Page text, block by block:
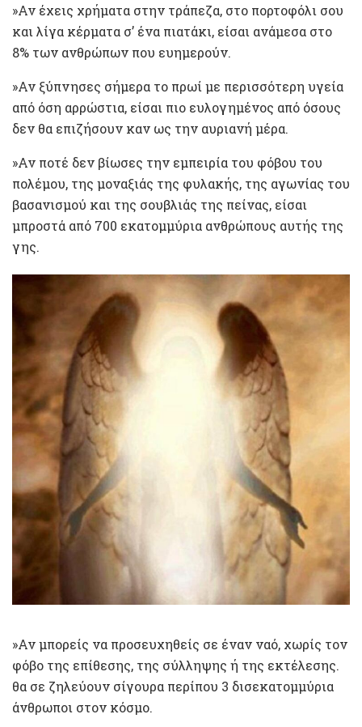
»Αν έχεις χρήματα στην τράπεζα, στο πορτοφόλι σου
και λίγα κέρματα σ’ ένα πιατάκι, είσαι ανάμεσα στο
8% των ανθρώπων που ευημερούν.
»Αν ξύπνησες σήμερα το πρωί με περισσότερη υγεία
από όση αρρώστια, είσαι πιο ευλογημένος από όσους
δεν θα επιζήσουν καν ως την αυριανή μέρα.
»Αν ποτέ δεν βίωσες την εμπειρία του φόβου του
πολέμου, της μοναξιάς της φυλακής, της αγωνίας του
βασανισμού και της σουβλιάς της πείνας, είσαι
μπροστά από 700 εκατομμύρια ανθρώπους αυτής της
γης.
»Αν μπορείς να προσευχηθείς σε έναν ναό, χωρίς τον
φόβο της επίθεσης, της σύλληψης ή της εκτέλεσης.
θα σε ζηλεύουν σίγουρα περίπου 3 δισεκατομμύρια
άνθρωποι στον κόσμο.